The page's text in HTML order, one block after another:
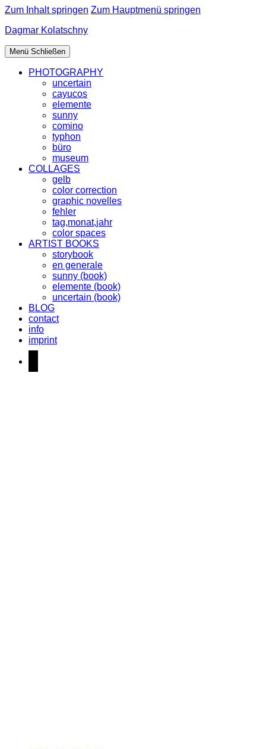
Zum Inhalt springen Zum Hauptmenü springen
Dagmar Kolatschny
Menü Schließen
PHOTOGRAPHY
uncertain
cayucos
elemente
sunny
comino
typhon
büro
museum
COLLAGES
gelb
color correction
graphic novelles
fehler
tag,monat,jahr
color spaces
ARTIST BOOKS
storybook
en generale
sunny (book)
elemente (book)
uncertain (book)
BLOG
contact
info
imprint